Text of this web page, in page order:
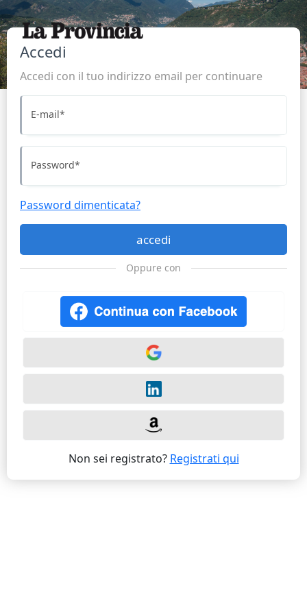
Accedi
Accedi con il tuo indirizzo email per continuare
E-mail*
Password*
Password dimenticata?
accedi
Oppure con
Non sei registrato? Registrati qui